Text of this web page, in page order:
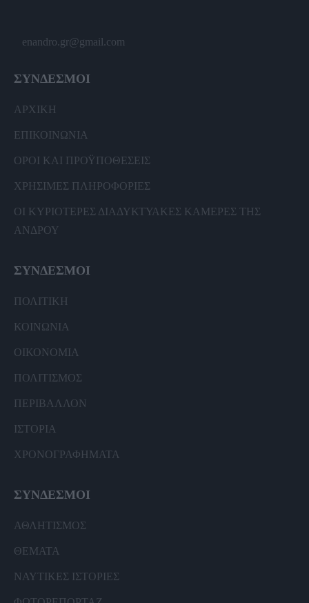
enandro.gr@gmail.com
ΣΥΝΔΕΣΜΟΙ
ΑΡΧΙΚΗ
ΕΠΙΚΟΙΝΩΝΙΑ
ΟΡΟΙ ΚΑΙ ΠΡΟΫΠΟΘΕΣΕΙΣ
ΧΡΗΣΙΜΕΣ ΠΛΗΡΟΦΟΡΙΕΣ
ΟΙ ΚΥΡΙΟΤΕΡΕΣ ΔΙΑΔΥΚΤΥΑΚΕΣ ΚΑΜΕΡΕΣ ΤΗΣ
ΑΝΔΡΟΥ
ΣΥΝΔΕΣΜΟΙ
ΠΟΛΙΤΙΚΗ
ΚΟΙΝΩΝΙΑ
ΟΙΚΟΝΟΜΙΑ
ΠΟΛΙΤΙΣΜΟΣ
ΠΕΡΙΒΑΛΛΟΝ
ΙΣΤΟΡΙΑ
ΧΡΟΝΟΓΡΑΦΗΜΑΤΑ
ΣΥΝΔΕΣΜΟΙ
ΑΘΛΗΤΙΣΜΟΣ
ΘΕΜΑΤΑ
ΝΑΥΤΙΚΕΣ ΙΣΤΟΡΙΕΣ